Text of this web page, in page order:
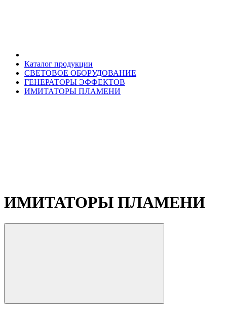
Каталог продукции
СВЕТОВОЕ ОБОРУДОВАНИЕ
ГЕНЕРАТОРЫ ЭФФЕКТОВ
ИМИТАТОРЫ ПЛАМЕНИ
ИМИТАТОРЫ ПЛАМЕНИ